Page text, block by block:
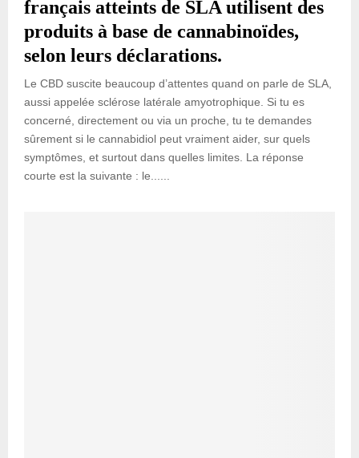
français atteints de SLA utilisent des
produits à base de cannabinoïdes,
selon leurs déclarations.
Le CBD suscite beaucoup d’attentes quand on parle de SLA,
aussi appelée sclérose latérale amyotrophique. Si tu es
concerné, directement ou via un proche, tu te demandes
sûrement si le cannabidiol peut vraiment aider, sur quels
symptômes, et surtout dans quelles limites. La réponse
courte est la suivante : le......